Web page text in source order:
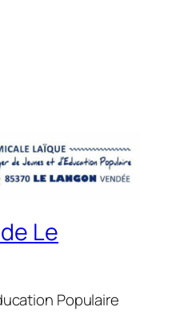
Le
Populaire